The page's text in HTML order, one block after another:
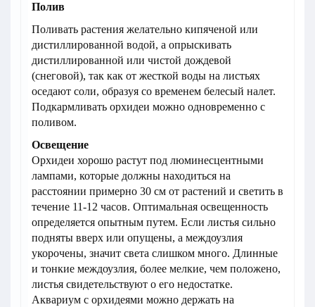
Полив
Поливать растения желательно кипяченой или
дистиллированной водой, а опрыскивать
дистиллированной или чистой дождевой
(снеговой), так как от жесткой воды на листьях
оседают соли, образуя со временем белесый налет.
Подкармливать орхидеи можно одновременно с
поливом.
Освещение
Орхидеи хорошо растут под люминесцентными
лампами, которые должны находиться на
расстоянии примерно 30 см от растений и светить в
течение 11-12 часов. Оптимальная освещенность
определяется опытным путем. Если листья сильно
подняты вверх или опущены, а междоузлия
укорочены, значит света слишком много. Длинные
и тонкие междоузлия, более мелкие, чем положено,
листья свидетельствуют о его недостатке.
Аквариум с орхидеями можно держать на